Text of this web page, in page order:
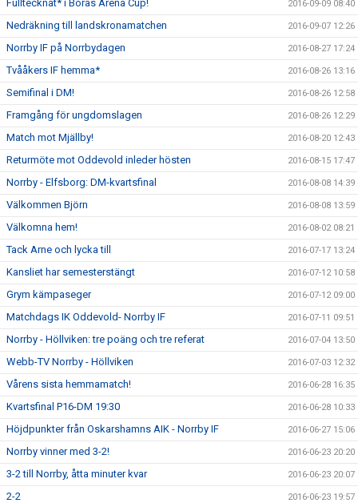
Fulltecknat* i Borås Arena Cup! 2016-09-09 08:40
Nedräkning till landskronamatchen 2016-09-07 12:26
Norrby IF på Norrbydagen 2016-08-27 17:24
Tvååkers IF hemma* 2016-08-26 13:16
Semifinal i DM! 2016-08-26 12:58
Framgång för ungdomslagen 2016-08-26 12:29
Match mot Mjällby! 2016-08-20 12:43
Returmöte mot Oddevold inleder hösten 2016-08-15 17:47
Norrby - Elfsborg: DM-kvartsfinal 2016-08-08 14:39
Välkommen Björn 2016-08-08 13:59
Välkomna hem! 2016-08-02 08:21
Tack Arne och lycka till 2016-07-17 13:24
Kansliet har semesterstängt 2016-07-12 10:58
Grym kämpaseger 2016-07-12 09:00
Matchdags IK Oddevold- Norrby IF 2016-07-11 09:51
Norrby - Höllviken: tre poäng och tre referat 2016-07-04 13:50
Webb-TV Norrby - Höllviken 2016-07-03 12:32
Vårens sista hemmamatch! 2016-06-28 16:35
Kvartsfinal P16-DM 19:30 2016-06-28 10:33
Höjdpunkter från Oskarshamns AIK - Norrby IF 2016-06-27 15:06
Norrby vinner med 3-2! 2016-06-23 20:20
3-2 till Norrby, åtta minuter kvar 2016-06-23 20:07
2-2 2016-06-23 19:57